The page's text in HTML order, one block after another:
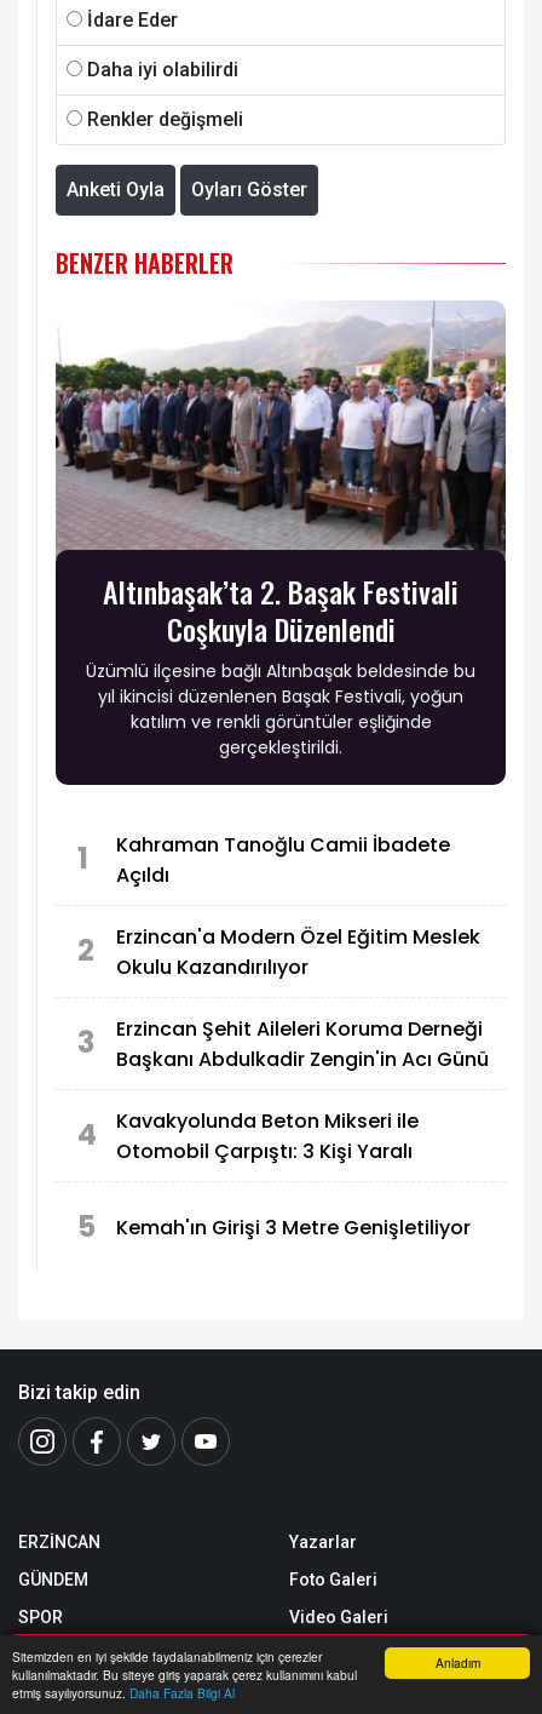
Anladım
Sitemizden en iyi şekilde faydalanabilmeniz için çerezler
kullanılmaktadır. Bu siteye giriş yaparak çerez kullanımını kabul
etmiş sayılıyorsunuz. Daha Fazla Bilgi Al
İdare Eder
Daha iyi olabilirdi
Renkler değişmeli
Anketi Oyla Oyları Göster
BENZER HABERLER
Altınbaşak’ta 2. Başak Festivali
Coşkuyla Düzenlendi
Üzümlü ilçesine bağlı Altınbaşak beldesinde bu
yıl ikincisi düzenlenen Başak Festivali, yoğun
katılım ve renkli görüntüler eşliğinde
gerçekleştirildi.
1
Kahraman Tanoğlu Camii İbadete
Açıldı
2
Erzincan'a Modern Özel Eğitim Meslek
Okulu Kazandırılıyor
3
Erzincan Şehit Aileleri Koruma Derneği
Başkanı Abdulkadir Zengin'in Acı Günü
4
Kavakyolunda Beton Mikseri ile
Otomobil Çarpıştı: 3 Kişi Yaralı
5 Kemah'ın Girişi 3 Metre Genişletiliyor
Bizi takip edin
ERZİNCAN
GÜNDEM
SPOR
SİYASET
EKONOMİ
Yazarlar
Foto Galeri
Video Galeri
Yerel Haberler
Anasayfa Yazarlar Haber Ara İhbar Hattı Menu